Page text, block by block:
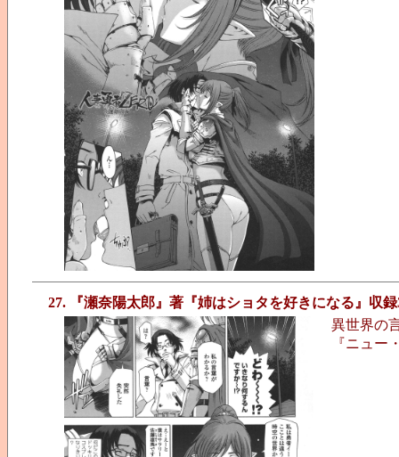
27. 『瀬奈陽太郎』著『姉はショタを好きになる』収録
異世界の
『ニュー